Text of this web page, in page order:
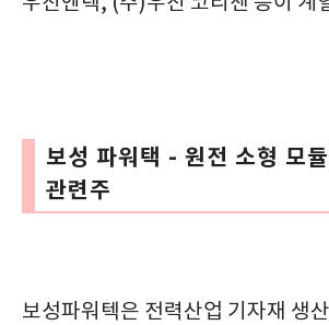
보성 파워택 - 원전 소형 모
관련주
보성파워텍은 전력산업 기자재 생